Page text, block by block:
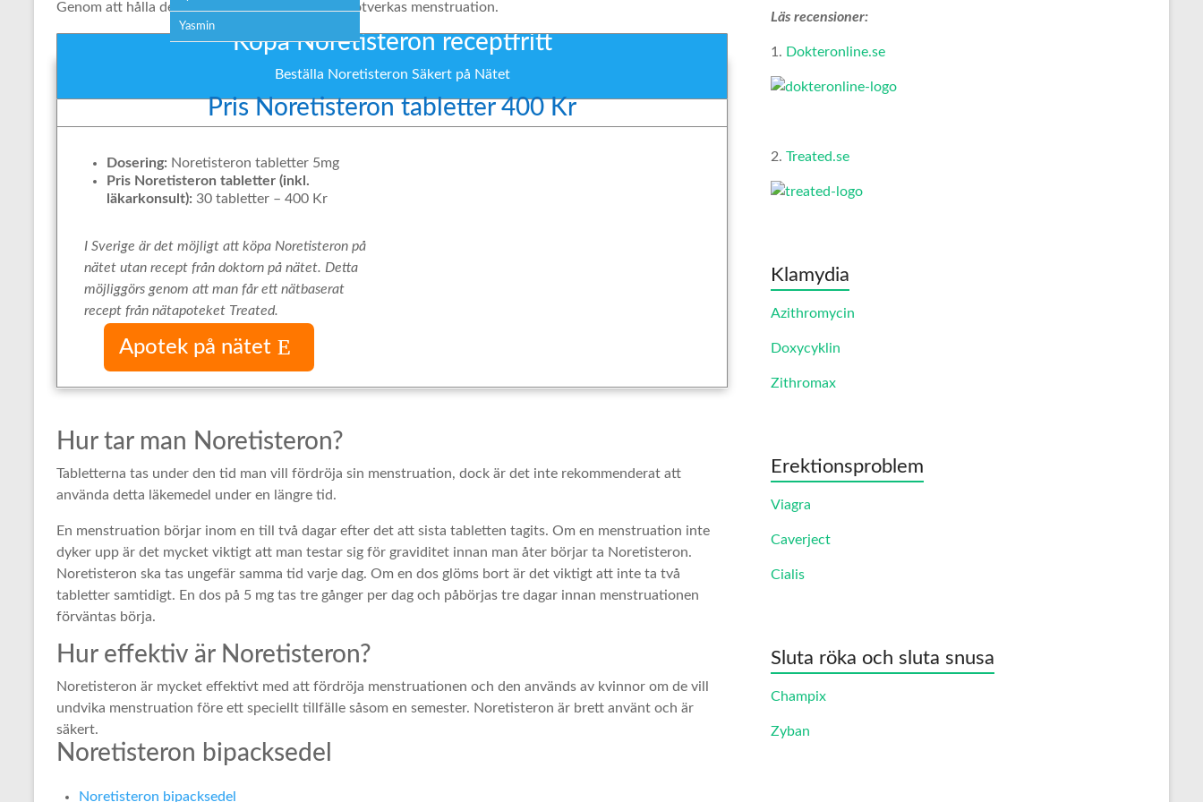
Yasmin
Genom att hålla dessa nivåer konstgjort höga motverkas menstruation.
Köpa Noretisteron receptfritt
Beställa Noretisteron Säkert på Nätet
Pris Noretisteron tabletter 400 Kr
Dosering: Noretisteron tabletter 5mg
Pris Noretisteron tabletter (inkl.
läkarkonsult): 30 tabletter – 400 Kr
I Sverige är det möjligt att köpa Noretisteron på
nätet utan recept från doktorn på nätet. Detta
möjliggörs genom att man får ett nätbaserat
recept från nätapoteket Treated.
Apotek på nätet
Hur tar man Noretisteron?
Tabletterna tas under den tid man vill fördröja sin menstruation, dock är det inte rekommenderat att
använda detta läkemedel under en längre tid.
En menstruation börjar inom en till två dagar efter det att sista tabletten tagits. Om en menstruation inte
dyker upp är det mycket viktigt att man testar sig för graviditet innan man åter börjar ta Noretisteron.
Noretisteron ska tas ungefär samma tid varje dag. Om en dos glöms bort är det viktigt att inte ta två
tabletter samtidigt. En dos på 5 mg tas tre gånger per dag och påbörjas tre dagar innan menstruationen
förväntas börja.
Hur effektiv är Noretisteron?
Noretisteron är mycket effektivt med att fördröja menstruationen och den används av kvinnor om de vill
undvika menstruation före ett speciellt tillfälle såsom en semester. Noretisteron är brett använt och är
säkert.
Noretisteron bipacksedel
Noretisteron bipacksedel
Läs recensioner:
1. Dokteronline.se
2. Treated.se
Klamydia
Azithromycin
Doxycyklin
Zithromax
Erektionsproblem
Viagra
Caverject
Cialis
Sluta röka och sluta snusa
Champix
Zyban